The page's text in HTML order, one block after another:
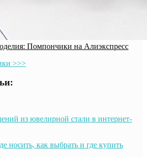
Помпончики на Алиэкспресс
>>>
из ювелирной стали в интернет-
носить, как выбрать и где купить